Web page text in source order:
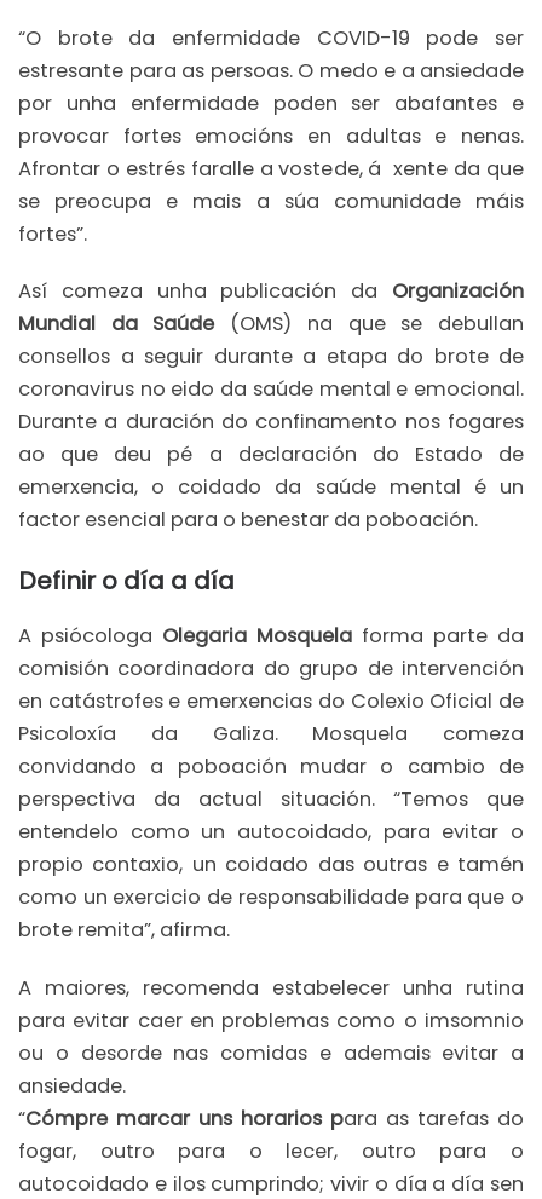
“O brote da enfermidade COVID-19 pode ser
estresante para as persoas. O medo e a ansiedade
por unha enfermidade poden ser abafantes e
provocar fortes emocións en adultas e nenas.
Afrontar o estrés faralle a vostede, á xente da que
se preocupa e mais a súa comunidade máis
fortes”.
Así comeza unha publicación da Organización
Mundial da Saúde (OMS) na que se debullan
consellos a seguir durante a etapa do brote de
coronavirus no eido da saúde mental e emocional.
Durante a duración do confinamento nos fogares
ao que deu pé a declaración do Estado de
emerxencia, o coidado da saúde mental é un
factor esencial para o benestar da poboación.
Definir o día a día
A psiócologa Olegaria Mosquela forma parte da
comisión coordinadora do grupo de intervención
en catástrofes e emerxencias do Colexio Oficial de
Psicoloxía da Galiza. Mosquela comeza
convidando a poboación mudar o cambio de
perspectiva da actual situación. “Temos que
entendelo como un autocoidado, para evitar o
propio contaxio, un coidado das outras e tamén
como un exercicio de responsabilidade para que o
brote remita”, afirma.
A maiores, recomenda estabelecer unha rutina
para evitar caer en problemas como o imsomnio
ou o desorde nas comidas e ademais evitar a
ansiedade.
“Cómpre marcar uns horarios para as tarefas do
fogar, outro para o lecer, outro para o
autocoidado e ilos cumprindo; vivir o día a día sen